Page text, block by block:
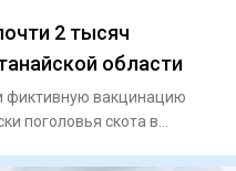
2 тысяч
области
фиктивную вакцинацию
поголовья скота в